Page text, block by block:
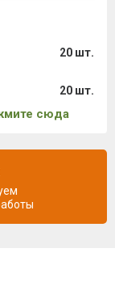
20 шт.
20 шт.
сюда